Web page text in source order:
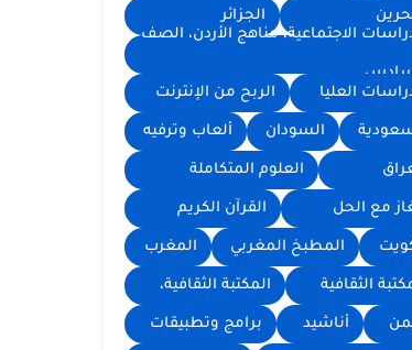
الجزائر
الاجتماعية، مناهج الأردن، الصف
العليا
الربح من الإنترنت
السودان ألعاب وترفيه
العلوم المتكاملة
مع الحل القرآن الكريم
المطبخ المغربي المغرب
الثقافية المكتبة الثقافية،
أناشيد برامج وتطبيقات